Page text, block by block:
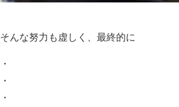
そんな努力も虚しく、最終的に
・
・
・